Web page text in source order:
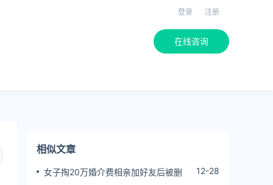
登录 注册
在线咨询
相似文章
女子掏20万婚介费相亲加好友后被删 12-28